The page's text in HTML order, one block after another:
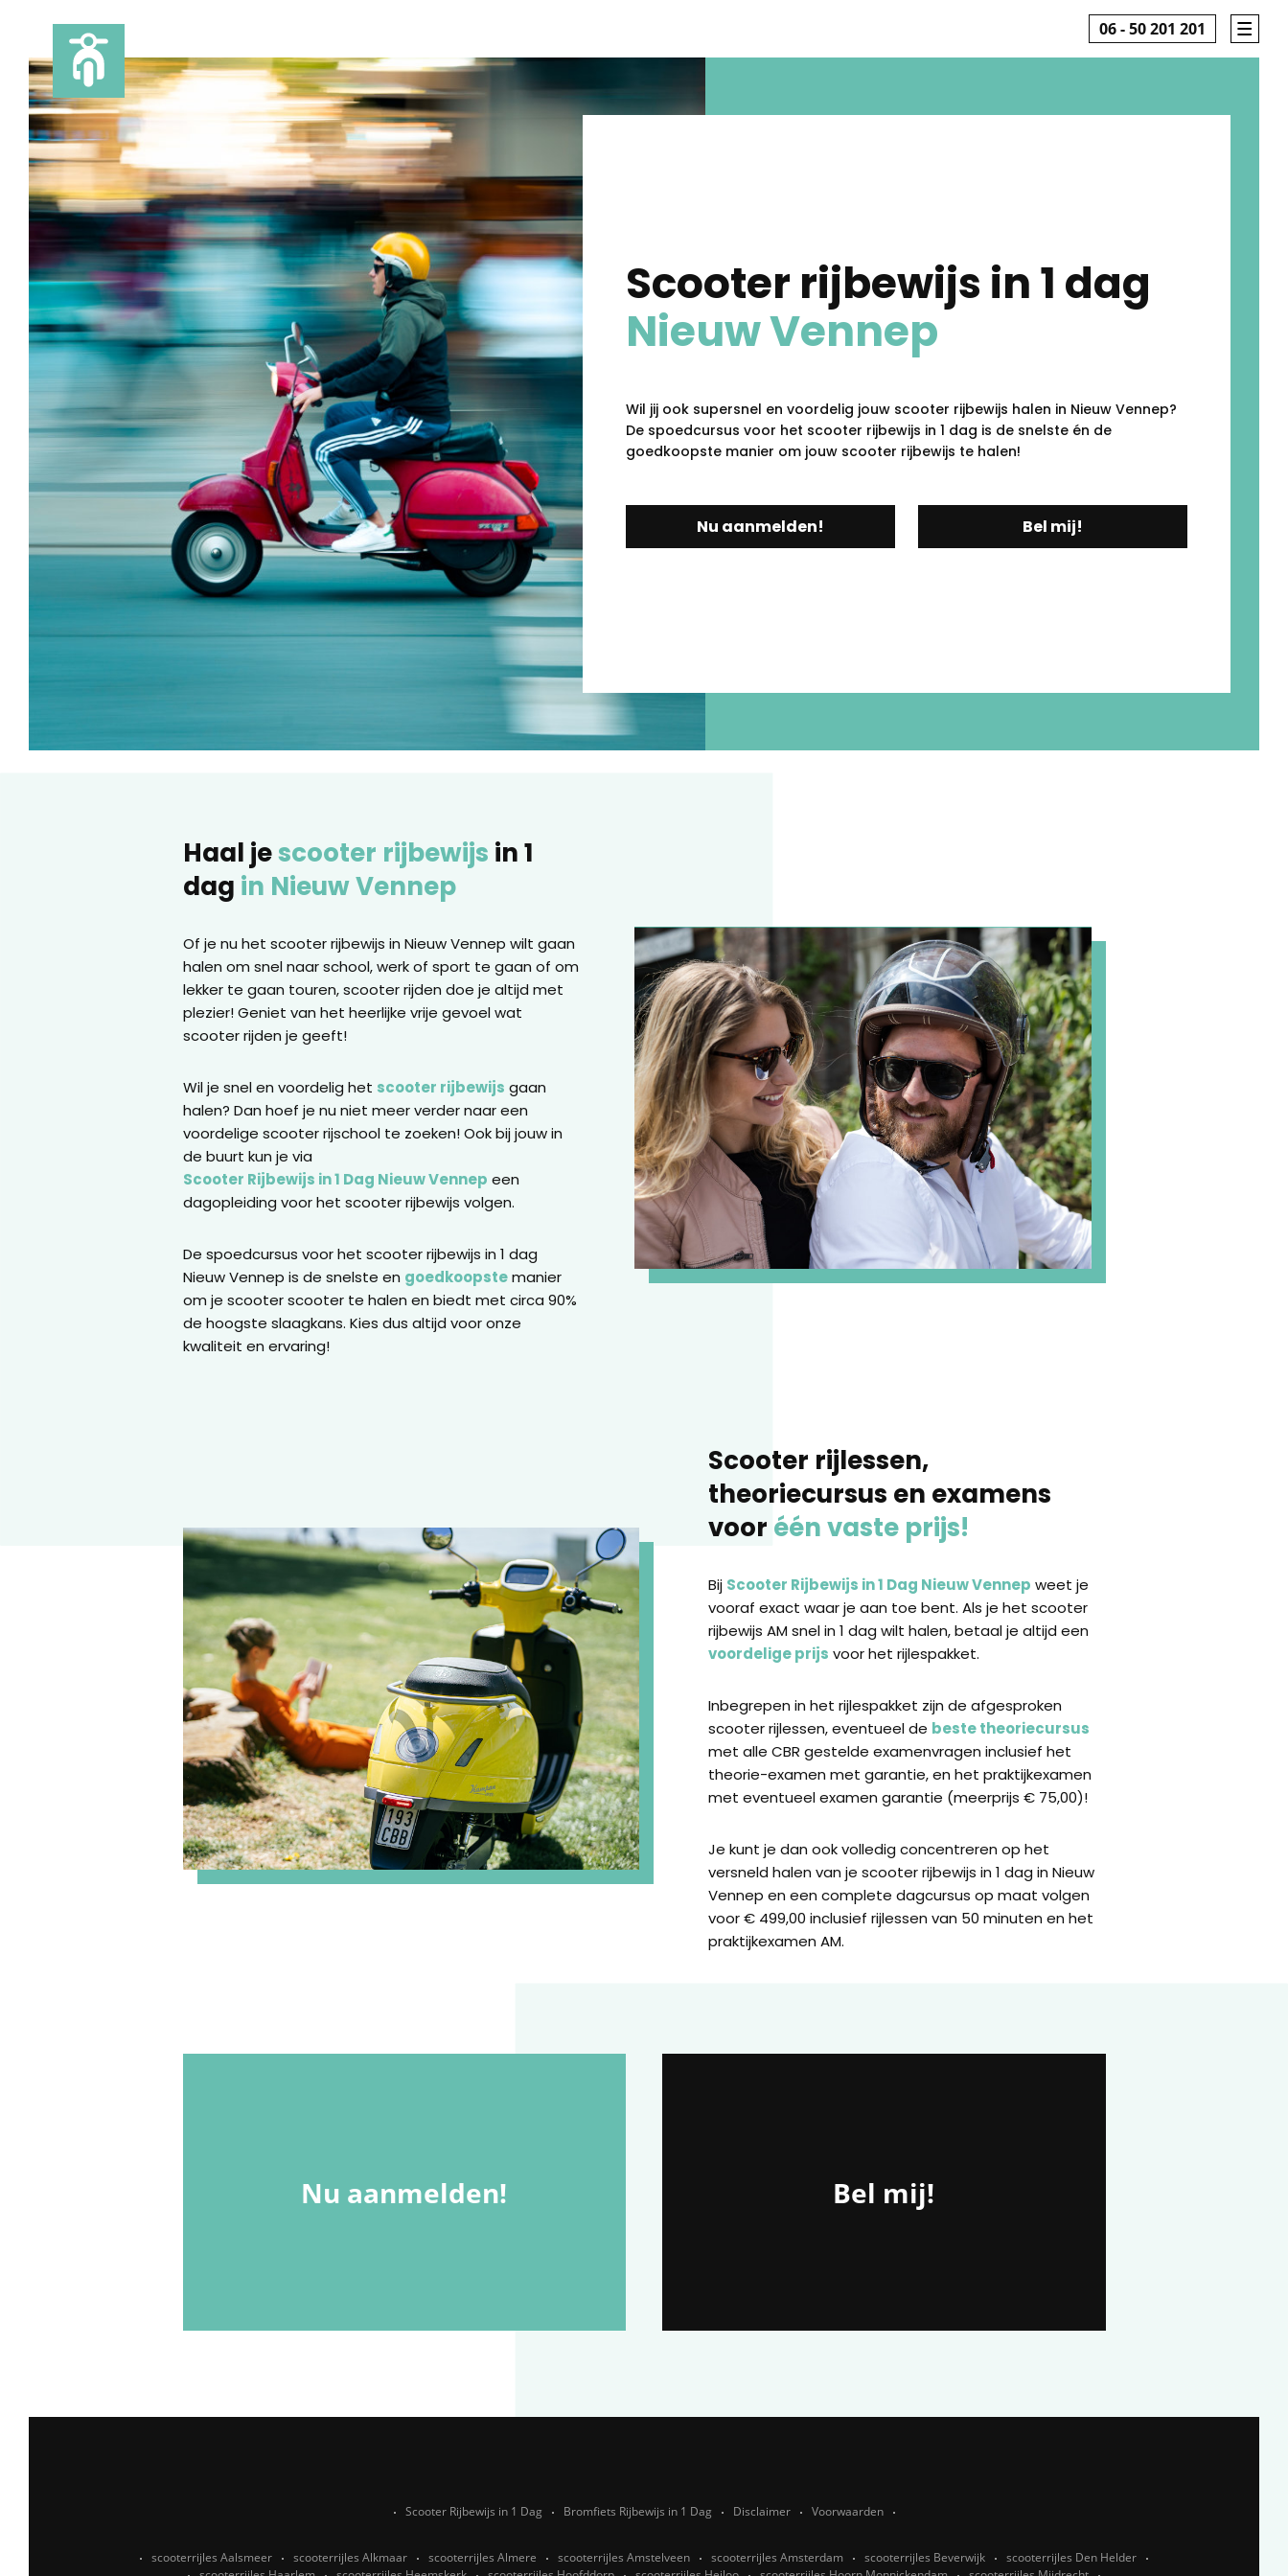
06 - 50 201 201
Scooter rijbewijs in 1 dag
Nieuw Vennep
Wil jij ook supersnel en voordelig jouw scooter rijbewijs halen in Nieuw Vennep?
De spoedcursus voor het scooter rijbewijs in 1 dag is de snelste én de
goedkoopste manier om jouw scooter rijbewijs te halen!
Nu aanmelden! Bel mij!
Haal jescooter rijbewijs in 1
dag in Nieuw Vennep
Of je nu het scooter rijbewijs in Nieuw Vennep wilt gaan
halen om snel naar school, werk of sport te gaan of om
lekker te gaan touren, scooter rijden doe je altijd met
plezier! Geniet van het heerlijke vrije gevoel wat
scooter rijden je geeft!
Wil je snel en voordelig het scooter rijbewijs gaan
halen? Dan hoef je nu niet meer verder naar een
voordelige scooter rijschool te zoeken! Ook bij jouw in
de buurt kun je via
Scooter Rijbewijs in 1 Dag Nieuw Vennep een
dagopleiding voor het scooter rijbewijs volgen.
De spoedcursus voor het scooter rijbewijs in 1 dag
Nieuw Vennep is de snelste en goedkoopstemanier
om je scooter scooter te halen en biedt met circa 90%
de hoogste slaagkans. Kies dus altijd voor onze
kwaliteit en ervaring!
Scooter rijlessen,
theoriecursus en examens
voor één vaste prijs!
Bij Scooter Rijbewijs in 1 Dag Nieuw Vennep weet je
vooraf exact waar je aan toe bent. Als je het scooter
rijbewijs AM snel in 1 dag wilt halen, betaal je altijd een
voordelige prijs voor het rijlespakket.
Inbegrepen in het rijlespakket zijn de afgesproken
scooter rijlessen, eventueel de beste theoriecursus
met alle CBR gestelde examenvragen inclusief het
theorie-examen met garantie, en het praktijkexamen
met eventueel examen garantie (meerprijs € 75,00)!
Je kunt je dan ook volledig concentreren op het
versneld halen van je scooter rijbewijs in 1 dag in Nieuw
Vennep en een complete dagcursus op maat volgen
voor € 499,00 inclusief rijlessen van 50 minuten en het
praktijkexamen AM.
Nu aanmelden! Bel mij!
Scooter Rijbewijs in 1 Dag Bromfiets Rijbewijs in 1 Dag Disclaimer Voorwaarden
scooterrijles Aalsmeer scooterrijles Alkmaar scooterrijles Almere scooterrijles Amstelveen scooterrijles Amsterdam scooterrijles Beverwijk
scooterrijles Den Helder